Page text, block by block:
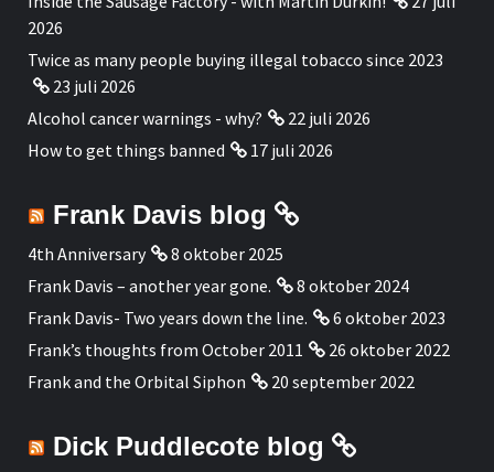
2026
Twice as many people buying illegal tobacco since 2023
23 juli 2026
Alcohol cancer warnings - why?
22 juli 2026
How to get things banned
17 juli 2026
Frank Davis blog
4th Anniversary
8 oktober 2025
Frank Davis – another year gone.
8 oktober 2024
Frank Davis- Two years down the line.
6 oktober 2023
Frank’s thoughts from October 2011
26 oktober 2022
Frank and the Orbital Siphon
20 september 2022
Dick Puddlecote blog